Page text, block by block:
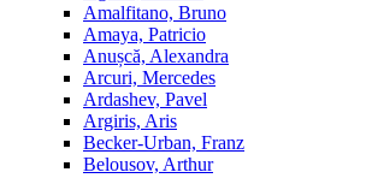
Amalfitano, Bruno
Amaya, Patricio
Anușcă, Alexandra
Arcuri, Mercedes
Ardashev, Pavel
Argiris, Aris
Becker-Urban, Franz
Belousov, Arthur